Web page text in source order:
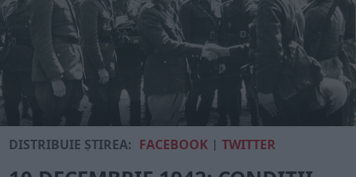
DISTRIBUIE ȘTIREA: FACEBOOK |TWITTER